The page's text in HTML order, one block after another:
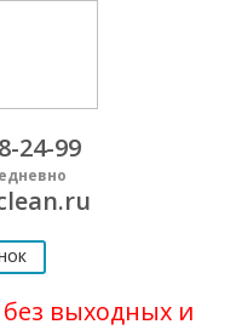
24-99
выходных и